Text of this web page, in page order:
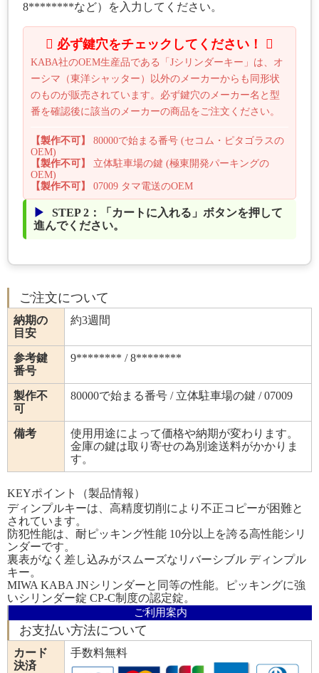
8********など）を入力してください。
必ず鍵穴をチェックしてください！
KABA社のOEM生産品である「Jシリンダーキー」は、オ
ーシマ（東洋シャッター）以外のメーカーからも同形状
のものが販売されています。必ず鍵穴のメーカー名と型
番を確認後に該当のメーカーの商品をご注文ください。
【製作不可】
80000で始まる番号 (セコム・ピタゴラスの
OEM)
【製作不可】
立体駐車場の鍵 (極東開発パーキングの
OEM)
【製作不可】
07009 タマ電送のOEM
STEP 2：「カートに入れる」ボタンを押して
進んでください。
ご注文について
納期の
目安
約3週間
参考鍵
番号
9******** / 8********
製作不
可
80000で始まる番号 / 立体駐車場の鍵 / 07009
備考
使用用途によって価格や納期が変わります。
金庫の鍵は取り寄せの為別途送料がかかりま
す。
KEYポイント（製品情報）
ディンプルキーは、高精度切削により不正コピーが困難と
されています。
防犯性能は、耐ピッキング性能 10分以上を誇る高性能シリ
ンダーです。
裏表がなく差し込みがスムーズなリバーシブル ディンプル
キー。
MIWA KABA JNシリンダーと同等の性能。ピッキングに強
いシリンダー錠 CP-C制度の認定錠。
ご利用案内
お支払い方法について
カード
決済
手数料無料